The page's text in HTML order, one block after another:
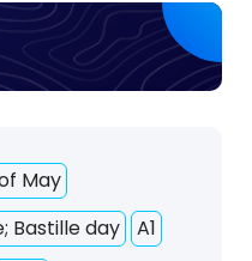
May
Bastille day
A1